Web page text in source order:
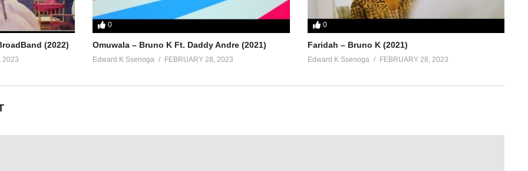
(2022)
2023
0
Omuwala – Bruno K Ft. Daddy Andre (2021)
Edward K Ssenoga FEBRUARY 28, 2023
0
Faridah – Bruno K (2021)
Edward K Ssenoga FEBRUARY 28, 2023